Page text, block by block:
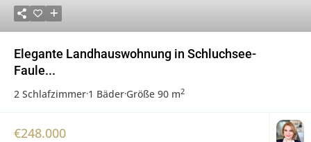
Elegante Landhauswohnung in Schluchsee-
Faule...
2 Schlafzimmer·1 Bäder·Größe 90 m2
€248.000